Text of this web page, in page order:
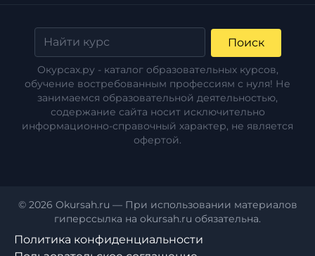
Поиск
Окурсах.ру - каталог образовательных курсов,
обучение востребованным профессиям с нуля! Не
занимаемся образовательной деятельностью,
содержание сайта носит исключительно
информационно-справочный характер, не является
офертой.
© 2026 Okursah.ru — При использовании материалов
гиперссылка на okursah.ru обязательна.
Политика конфиденциальности